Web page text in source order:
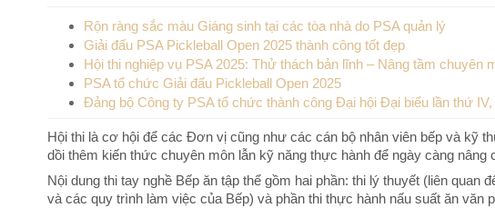
Rộn ràng sắc màu Giáng sinh tại các tòa nhà do PSA quản lý
Giải đấu PSA Pickleball Open 2025 thành công tốt đẹp
Hội thi nghiệp vụ PSA 2025: Thử thách bản lĩnh – Nâng tầm chuyên
PSA tổ chức Giải đấu Pickleball Open 2025
Đảng bộ Công ty PSA tổ chức thành công Đại hội Đại biểu lần thứ
Hội thi là cơ hội để các Đơn vị cũng như các cán bộ nhân viên bếp và kỹ
dồi thêm kiến thức chuyên môn lẫn kỹ năng thực hành để ngày càng nâng
Nội dung thi tay nghề Bếp ăn tập thể gồm hai phần: thi lý thuyết (liên quan
và các quy trình làm việc của Bếp) và phần thi thực hành nấu suất ăn văn